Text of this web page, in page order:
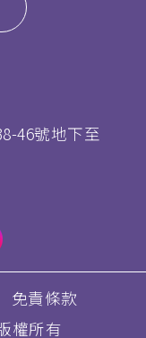
46號地下至
免責條款
權所有